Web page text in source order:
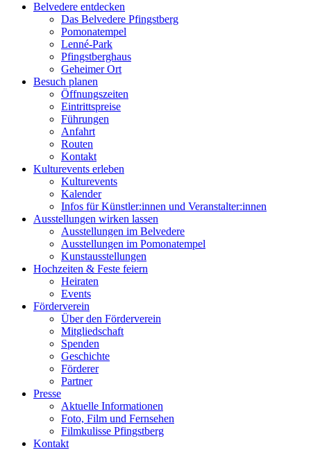
Belvedere entdecken
Das Belvedere Pfingstberg
Pomonatempel
Lenné-Park
Pfingstberghaus
Geheimer Ort
Besuch planen
Öffnungszeiten
Eintrittspreise
Führungen
Anfahrt
Routen
Kontakt
Kulturevents erleben
Kulturevents
Kalender
Infos für Künstler:innen und Veranstalter:innen
Ausstellungen wirken lassen
Ausstellungen im Belvedere
Ausstellungen im Pomonatempel
Kunstausstellungen
Hochzeiten & Feste feiern
Heiraten
Events
Förderverein
Über den Förderverein
Mitgliedschaft
Spenden
Geschichte
Förderer
Partner
Presse
Aktuelle Informationen
Foto, Film und Fernsehen
Filmkulisse Pfingstberg
Kontakt